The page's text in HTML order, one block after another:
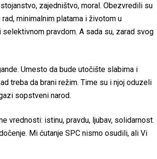
zajedništvo, moral. Obezvredili su
minimalnim platama i životom u
pravdom. A sada su, zarad svog
Umesto da bude utočište slabima i
treba da brani režim. Time su i njoj oduzeli
sopstveni narod.
vrednosti: istinu, pravdu, ljubav, solidarnost.
Mi ćutanje SPC nismo osudili, ali Vi